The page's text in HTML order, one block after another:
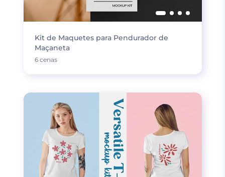
Kit de Maquetes para Pendurador de
Maçaneta
6 cenas